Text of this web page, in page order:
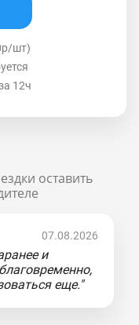
шт)
12ч
оставить
07.08.2026
и
еще."